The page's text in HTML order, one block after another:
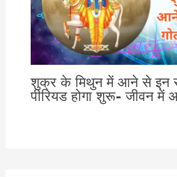
शुक्र के मिथुन में आने से इन
पीरियड होगा शुरू- जीवन में